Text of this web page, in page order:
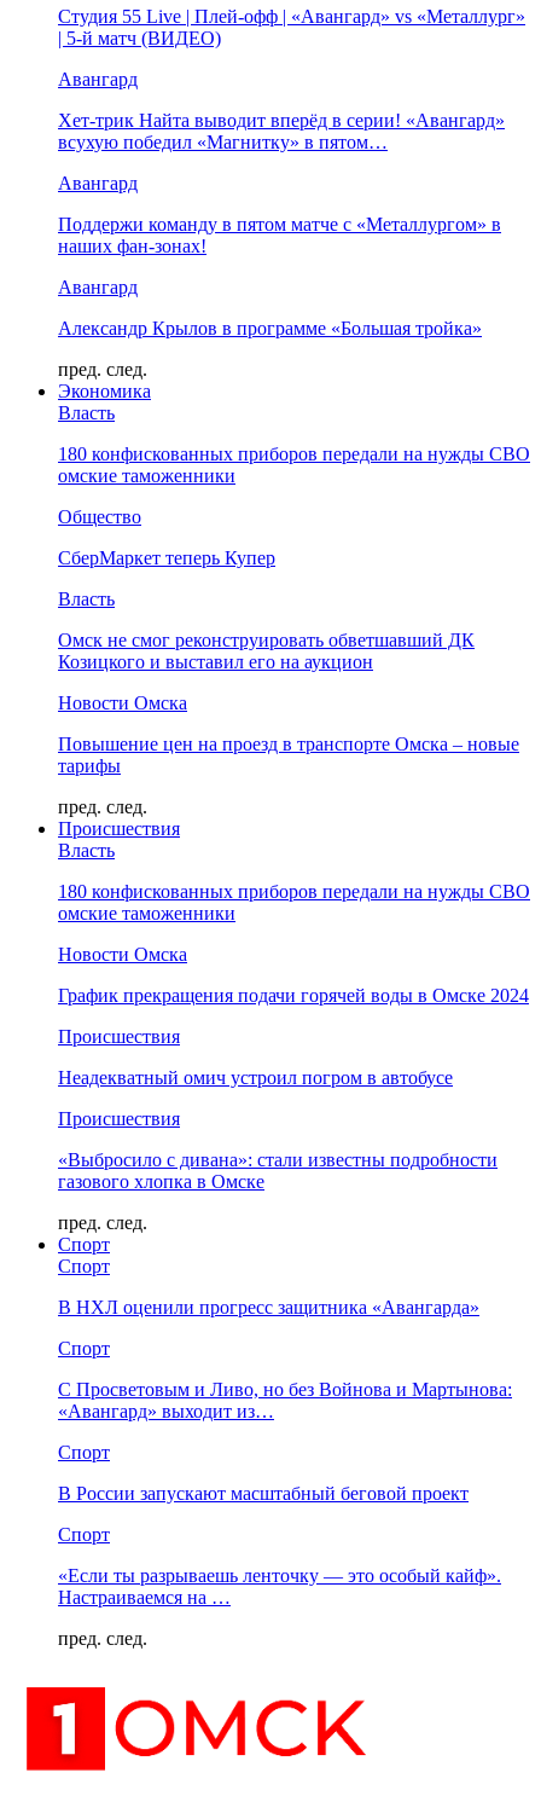
Студия 55 Live | Плей-офф | «Авангард» vs «Металлург»
| 5-й матч (ВИДЕО)
Авангард
Хет-трик Найта выводит вперёд в серии! «Авангард»
всухую победил «Магнитку» в пятом…
Авангард
Поддержи команду в пятом матче с «Металлургом» в
наших фан-зонах!
Авангард
Александр Крылов в программе «Большая тройка»
пред. след.
Экономика
Власть
180 конфискованных приборов передали на нужды СВО
омские таможенники
Общество
СберМаркет теперь Купер
Власть
Омск не смог реконструировать обветшавший ДК
Козицкого и выставил его на аукцион
Новости Омска
Повышение цен на проезд в транспорте Омска – новые
тарифы
пред. след.
Происшествия
Власть
180 конфискованных приборов передали на нужды СВО
омские таможенники
Новости Омска
График прекращения подачи горячей воды в Омске 2024
Происшествия
Неадекватный омич устроил погром в автобусе
Происшествия
«Выбросило с дивана»: стали известны подробности
газового хлопка в Омске
пред. след.
Спорт
Спорт
В НХЛ оценили прогресс защитника «Авангарда»
Спорт
С Просветовым и Ливо, но без Войнова и Мартынова:
«Авангард» выходит из…
Спорт
В России запускают масштабный беговой проект
Спорт
«Если ты разрываешь ленточку — это особый кайф».
Настраиваемся на …
пред. след.